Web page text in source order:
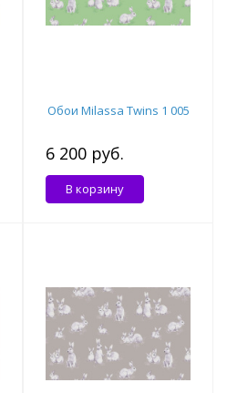
Обои Milassa Twins 1 005
6 200 руб.
В корзину